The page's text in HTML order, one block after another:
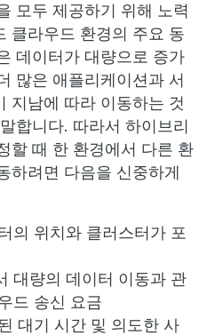
모두 제공하기 위해 노력
클라우드 환경의 주요 동
데이터가 대량으로 증가
많은 애플리케이션과 서
지남에 따라 이동하는 것
합니다. 따라서 하이브리
할 때 한 환경에서 다른 환
하려면 다음을 신중하게
의 위치와 클러스터가 포
대량의 데이터 이동과 관
드 송신 요금
대기 시간 및 의도한 사